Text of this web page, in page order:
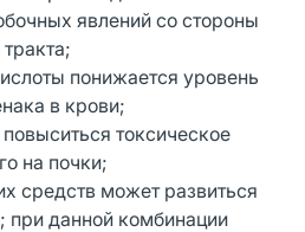
явлений со стороны
понижается уровень
в крови;
токсическое
на почки;
средств может развиться
при данной комбинации